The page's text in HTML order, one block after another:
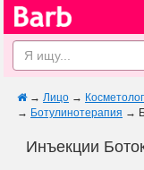
→ Лицо →
→ Ботулинотерапия →
Инъекции